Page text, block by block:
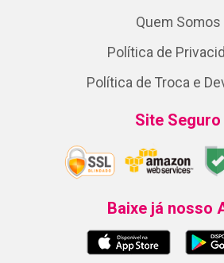
Quem Somos
Política de
Política de Troca e
Site Seguro
Baixe já nosso